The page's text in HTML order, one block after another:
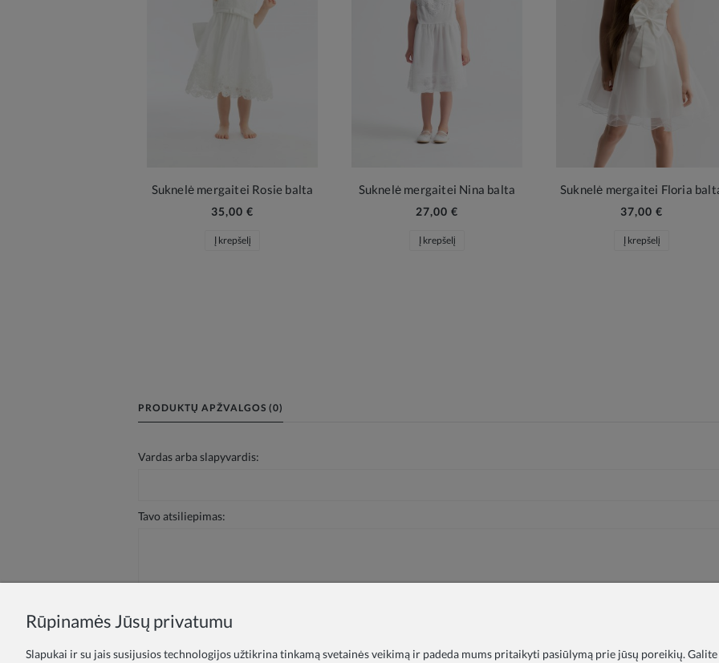
Suknelė mergaitei Rosie balta
35,00 €
Į krepšelį
Suknelė mergaitei Nina balta
27,00 €
Į krepšelį
Suknelė mergaitei Floria
37,00 €
Į krepšelį
PRODUKTŲ APŽVALGOS (0)
Vardas arba slapyvardis:
Tavo atsiliepimas:
Siųsti
Rūpinamės Jūsų privatumu
Slapukai ir su jais susijusios technologijos užtikrina tinkamą svetainės veikimą ir padeda mums pritaikyti pasiūlymą prie jūsų poreikių.